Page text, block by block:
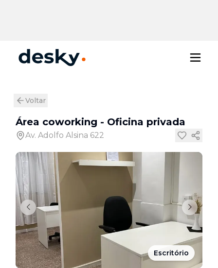
Voltar
Área coworking - Oficina privada
Av. Adolfo Alsina 622
Escritório